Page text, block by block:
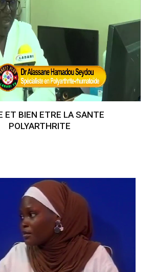
ET BIEN ETRE LA SANTE
POLYARTHRITE